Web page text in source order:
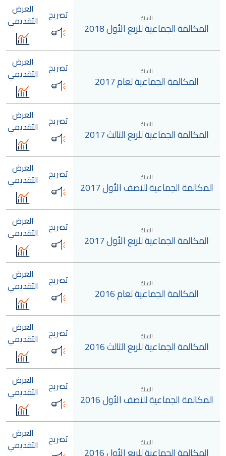
السنة
المكالمة الجماعية للربع الأول 2018
تصريح
العرض
التقديمي
السنة
المكالمة الجماعية لعام 2017
تصريح
العرض
التقديمي
السنة
المكالمة الجماعية للربع الثالث 2017
تصريح
العرض
التقديمي
السنة
المكالمة الجماعية للنصف الأول 2017
تصريح
العرض
التقديمي
السنة
المكالمة الجماعية للربع الأول 2017
تصريح
العرض
التقديمي
السنة
المكالمة الجماعية لعام 2016
تصريح
العرض
التقديمي
السنة
المكالمة الجماعية للربع الثالث 2016
تصريح
العرض
التقديمي
السنة
المكالمة الجماعية للنصف الأول 2016
تصريح
العرض
التقديمي
السنة تصريح
العرض
التقديمي